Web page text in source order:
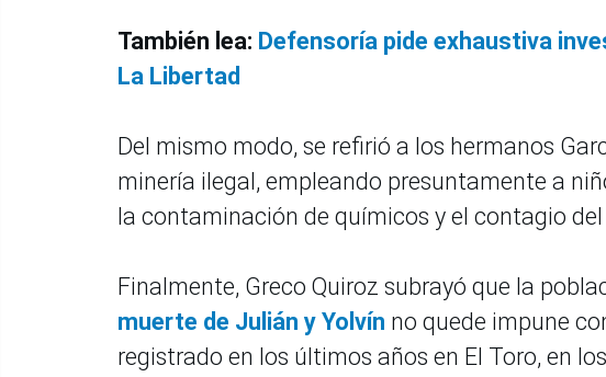
También lea: Defensoría pide exhaustiva
La Libertad
Del mismo modo, se refirió a los hermanos
minería ilegal, empleando presuntamente a
la contaminación de químicos y el contagio
Finalmente, Greco Quiroz subrayó que la
muerte de Julián y Yolvín no quede impune
registrado en los últimos años en El Toro, en